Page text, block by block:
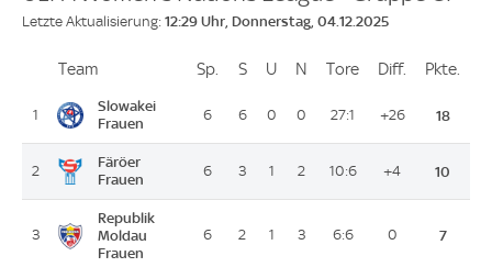
Letzte Aktualisierung: 12:29 Uhr, Donnerstag, 04.12.2025
PlatzTeam Sp. Spiele
SSiege
U Unentschieden
N Niederlagen
Tore ToreDiff. Differenz
Pkte.
1
Slowakei
Frauen
6 6 0 0 27:1 +26 18
2
Färöer
Frauen
6 3 1 2 10:6 +4 10
3
Republik
Moldau
Frauen
6 2 1 3 6:6 0 7